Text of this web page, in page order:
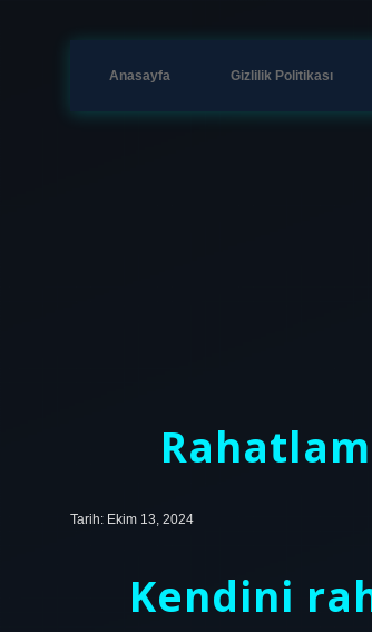
Anasayfa Gizlilik Politikası
Tarih: Ekim 13, 2024
Kendini